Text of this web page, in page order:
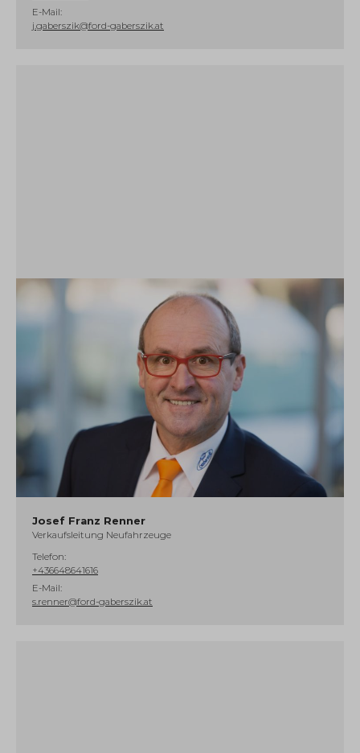
E-Mail:
j.gaberszik@ford-gaberszik.at
Josef Franz Renner
Verkaufsleitung Neufahrzeuge
Telefon:
+436648641616
E-Mail:
s.renner@ford-gaberszik.at